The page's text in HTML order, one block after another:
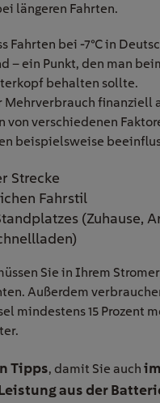
längeren Fahrten.
Fahrten bei -7°C in
– ein Punkt, den man
behalten sollte.
Mehrverbrauch finanziell
von verschiedenen
beispielsweise
Strecke
Fahrstil
(Zuhause,
Sie in Ihrem
Außerdem
mindestens 15 Prozent
Tipps, damit Sie auch
aus der